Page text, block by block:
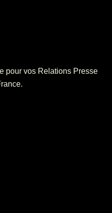
pour vos Relations Presse